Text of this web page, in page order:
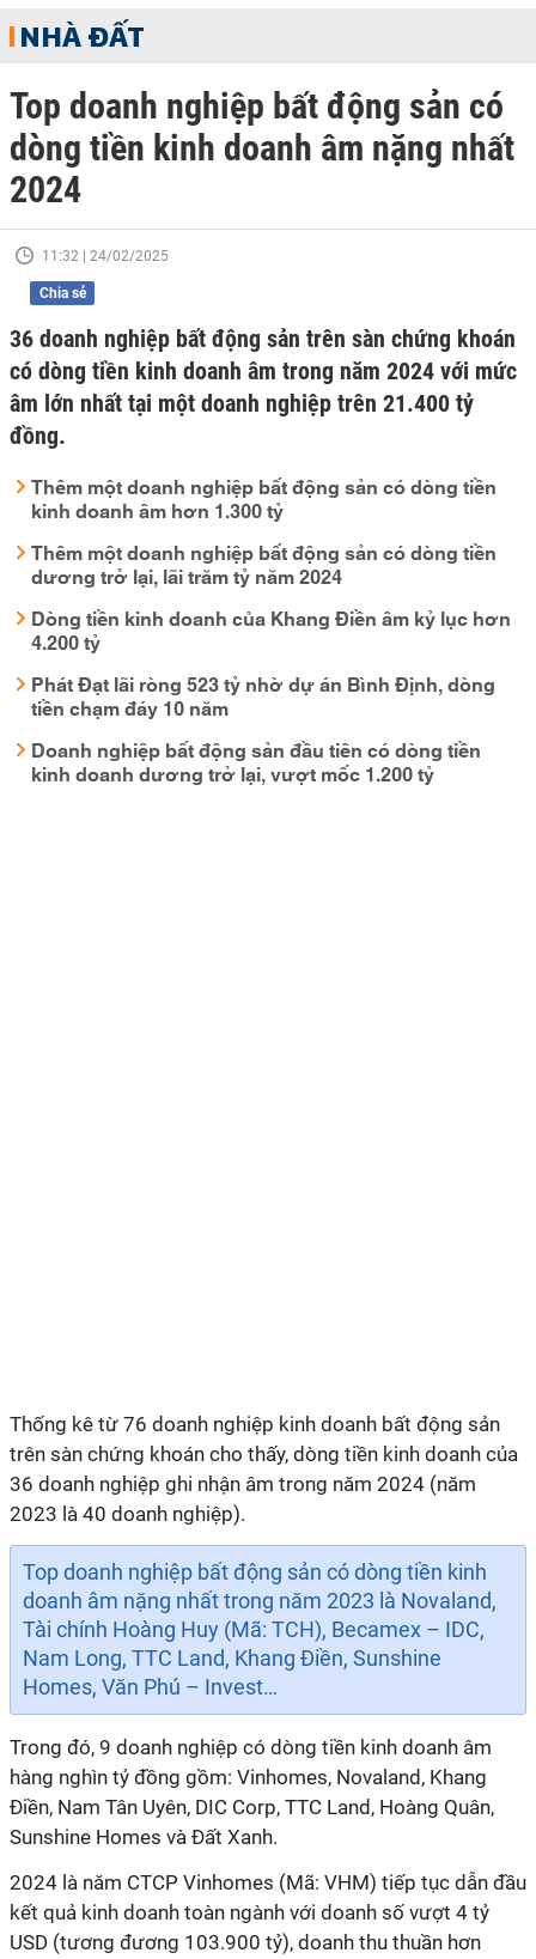
NHÀ ĐẤT
Top doanh nghiệp bất động sản có
dòng tiền kinh doanh âm nặng nhất
2024
11:32 | 24/02/2025
Chia sẻ
36 doanh nghiệp bất động sản trên sàn chứng khoán
có dòng tiền kinh doanh âm trong năm 2024 với mức
âm lớn nhất tại một doanh nghiệp trên 21.400 tỷ
đồng.
Thêm một doanh nghiệp bất động sản có dòng tiền
kinh doanh âm hơn 1.300 tỷ
Thêm một doanh nghiệp bất động sản có dòng tiền
dương trở lại, lãi trăm tỷ năm 2024
Dòng tiền kinh doanh của Khang Điền âm kỷ lục hơn
4.200 tỷ
Phát Đạt lãi ròng 523 tỷ nhờ dự án Bình Định, dòng
tiền chạm đáy 10 năm
Doanh nghiệp bất động sản đầu tiên có dòng tiền
kinh doanh dương trở lại, vượt mốc 1.200 tỷ
Thống kê từ 76 doanh nghiệp kinh doanh bất động sản
trên sàn chứng khoán cho thấy, dòng tiền kinh doanh của
36 doanh nghiệp ghi nhận âm trong năm 2024 (năm
2023 là 40 doanh nghiệp).
Top doanh nghiệp bất động sản có dòng tiền kinh
doanh âm nặng nhất trong năm 2023 là Novaland,
Tài chính Hoàng Huy (Mã: TCH), Becamex – IDC,
Nam Long, TTC Land, Khang Điền, Sunshine
Homes, Văn Phú – Invest…
Trong đó, 9 doanh nghiệp có dòng tiền kinh doanh âm
hàng nghìn tỷ đồng gồm: Vinhomes, Novaland, Khang
Điền, Nam Tân Uyên, DIC Corp, TTC Land, Hoàng Quân,
Sunshine Homes và Đất Xanh.
2024 là năm CTCP Vinhomes (Mã: VHM) tiếp tục dẫn đầu
kết quả kinh doanh toàn ngành với doanh số vượt 4 tỷ
USD (tương đương 103.900 tỷ), doanh thu thuần hơn